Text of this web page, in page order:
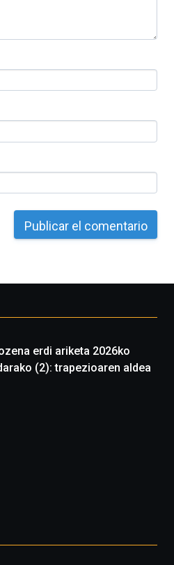
erdi ariketa 2026ko
(2): trapezioaren aldea